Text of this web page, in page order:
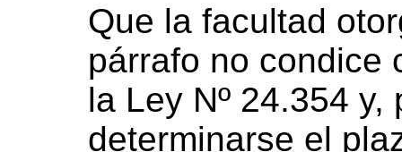
Que la facultad
párrafo no condice
la Ley Nº 24.354
determinarse el